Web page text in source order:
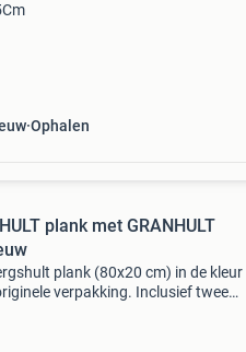
Ophalen
plank met GRANHULT
plank (80x20 cm) in de kleur
verpakking. Inclusief twee